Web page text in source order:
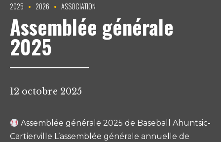
2025 2026 ASSOCIATION
Assemblée générale
2025
12 octobre 2025
Assemblée générale 2025 de Baseball Ahuntsic-
Cartierville L’assemblée générale annuelle de